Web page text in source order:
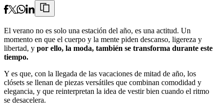
El verano no es solo una estación del año, es una actitud. Un
momento en que el cuerpo y la mente piden descanso, ligereza y
libertad, y por ello, la moda, también se transforma durante este
tiempo.
Y es que, con la llegada de las vacaciones de mitad de año, los
clósets se llenan de piezas versátiles que combinan comodidad y
elegancia, y que reinterpretan la idea de vestir bien cuando el ritmo
se desacelera.